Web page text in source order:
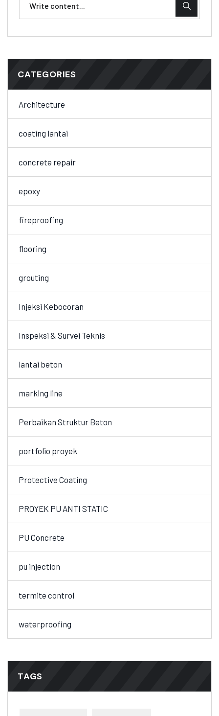
CATEGORIES
Architecture
coating lantai
concrete repair
epoxy
fireproofing
flooring
grouting
Injeksi Kebocoran
Inspeksi & Survei Teknis
lantai beton
marking line
Perbaikan Struktur Beton
portfolio proyek
Protective Coating
PROYEK PU ANTI STATIC
PU Concrete
pu injection
termite control
waterproofing
TAGS